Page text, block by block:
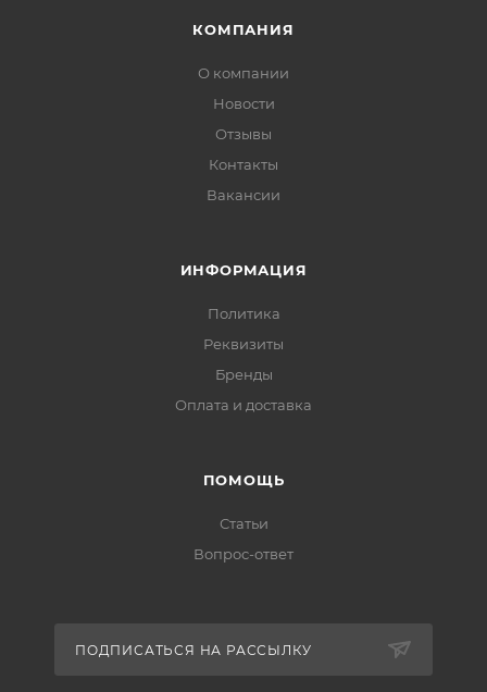
КОМПАНИЯ
О компании
Новости
Отзывы
Контакты
Вакансии
ИНФОРМАЦИЯ
Политика
Реквизиты
Бренды
Оплата и доставка
ПОМОЩЬ
Статьи
Вопрос-ответ
ПОДПИСАТЬСЯ НА РАССЫЛКУ